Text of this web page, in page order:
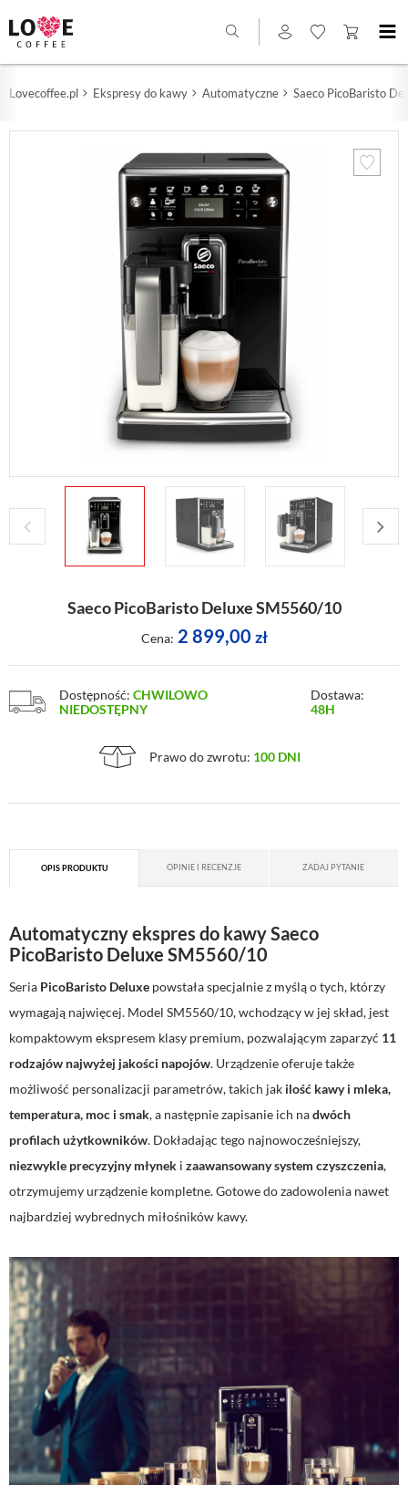
Lovecoffee.pl Ekspresy do kawy Automatyczne Saeco PicoBaristo
Saeco PicoBaristo Deluxe SM5560/10
Cena: 2 899,00 zł
Dostępność: CHWILOWO
NIEDOSTĘPNY
Dostawa:
48H
Prawo do zwrotu: 100 DNI
OPIS PRODUKTU OPINIE I RECENZJE ZADAJ PYTANIE
Automatyczny ekspres do kawy Saeco
PicoBaristo Deluxe SM5560/10
Seria PicoBaristo Deluxe powstała specjalnie z myślą o tych, którzy
wymagają najwięcej. Model SM5560/10, wchodzący w jej skład, jest
kompaktowym ekspresem klasy premium, pozwalającym zaparzyć 11
rodzajów najwyżej jakości napojów. Urządzenie oferuje także
możliwość personalizacji parametrów, takich jak ilość kawy i mleka,
temperatura, moc i smak, a następnie zapisanie ich nadwóch
profilach użytkowników. Dokładając tego najnowocześniejszy,
niezwykle precyzyjny młynek i zaawansowany system czyszczenia,
otrzymujemy urządzenie kompletne. Gotowe do zadowolenia nawet
najbardziej wybrednych miłośników kawy.